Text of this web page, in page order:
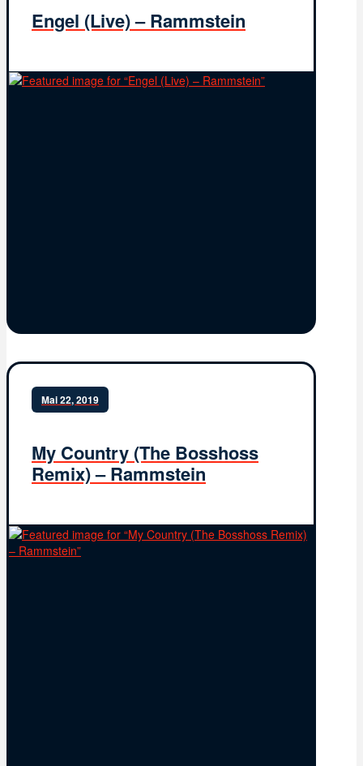
Engel (Live) – Rammstein
Mai 22, 2019
My Country (The Bosshoss
Remix) – Rammstein